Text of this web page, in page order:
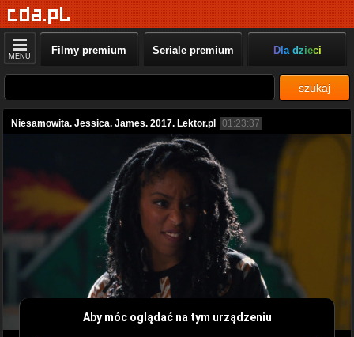
MENU Filmy premium Seriale premium Dla dzieci
szukaj
Niesamowita. Jessica. James. 2017. Lektor.pl 01:23:37
Aby móc oglądać na tym urządzeniu